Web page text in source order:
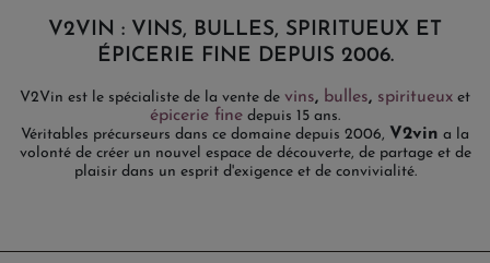
V2VIN : VINS, BULLES, SPIRITUEUX ET
ÉPICERIE FINE DEPUIS 2006.
V2Vin est le spécialiste de la vente de vins, bulles, spiritueux et
épicerie fine depuis 15 ans.
Véritables précurseurs dans ce domaine depuis 2006, V2vin a la
volonté de créer un nouvel espace de découverte, de partage et de
plaisir dans un esprit d'exigence et de convivialité.